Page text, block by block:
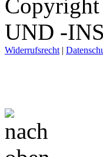
UND -
Widerrufsrecht |